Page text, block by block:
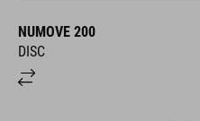
NUMOVE 200
DISC